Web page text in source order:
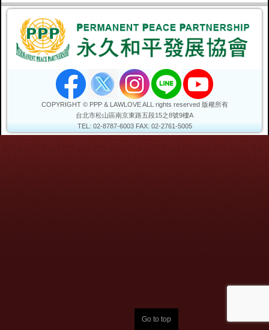
COPYRIGHT © PPP & LAWLOVE ALL rights reserved 版權所有
台北市松山區南京東路五段15之8號9樓A
TEL: 02-8787-6003FAX: 02-2761-5005
Go to top